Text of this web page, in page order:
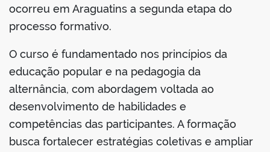
portal
ocorreu em Araguatins a segunda etapa do
processo formativo.
O curso é fundamentado nos princípios da
educação popular e na pedagogia da
alternância, com abordagem voltada ao
desenvolvimento de habilidades e
competências das participantes. A formação
busca fortalecer estratégias coletivas e ampliar